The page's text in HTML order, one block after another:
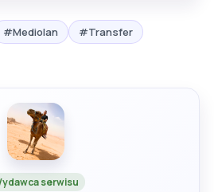
#Mediolan
#Transfer
serwisu